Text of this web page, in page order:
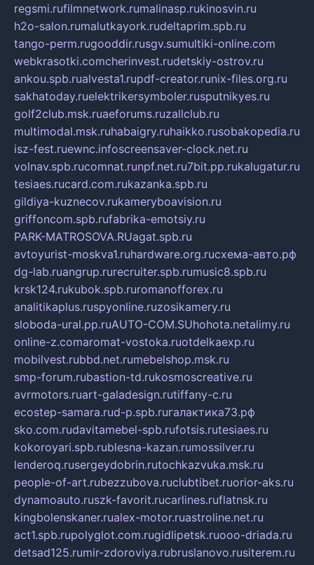
regsmi.rufilmnetwork.rumalinasp.rukinosvin.ru
h2o-salon.rumalutkayork.rudeltaprim.spb.ru
tango-perm.rugooddir.rusgv.sumultiki-online.com
webkrasotki.comcherinvest.rudetskiy-ostrov.ru
ankou.spb.rualvesta1.rupdf-creator.runix-files.org.ru
sakhatoday.ruelektrikersymboler.rusputnikyes.ru
golf2club.msk.ruaeforums.ruzallclub.ru
multimodal.msk.ruhabaigry.ruhaikko.rusobakopedia.ru
isz-fest.ruewnc.infoscreensaver-clock.net.ru
volnav.spb.rucomnat.runpf.net.ru7bit.pp.rukalugatur.ru
tesiaes.rucard.com.rukazanka.spb.ru
gildiya-kuznecov.rukameryboavision.ru
griffoncom.spb.rufabrika-emotsiy.ru
PARK-MATROSOVA.RUagat.spb.ru
avtoyurist-moskva1.ruhardware.org.ruсхема-авто.рф
dg-lab.ruangrup.rurecruiter.spb.rumusic8.spb.ru
krsk124.rukubok.spb.ruromanofforex.ru
analitikaplus.ruspyonline.ruzosikamery.ru
sloboda-ural.pp.ruAUTO-COM.SUhohota.netalimy.ru
online-z.comaromat-vostoka.ruotdelkaexp.ru
mobilvest.rubbd.net.rumebelshop.msk.ru
smp-forum.rubastion-td.rukosmoscreative.ru
avrmotors.ruart-galadesign.rutiffany-c.ru
ecostep-samara.rud-p.spb.ruгалактика73.рф
sko.com.rudavitamebel-spb.rufotsis.rutesiaes.ru
kokoroyari.spb.rublesna-kazan.rumossilver.ru
lenderoq.rusergeydobrin.rutochkazvuka.msk.ru
people-of-art.rubezzubova.ruclubtibet.ruorior-aks.ru
dynamoauto.ruszk-favorit.rucarlines.ruflatnsk.ru
kingbolenskaner.rualex-motor.ruastroline.net.ru
act1.spb.rupolyglot.com.rugidlipetsk.ruooo-driada.ru
detsad125.rumir-zdoroviya.rubruslanovo.rusiterem.ru